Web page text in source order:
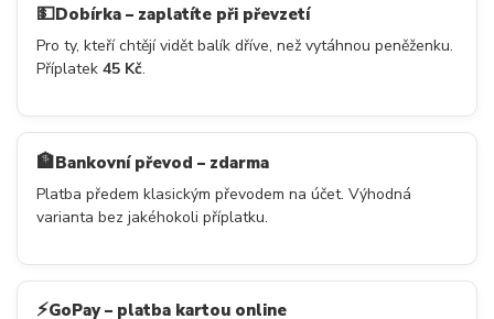
💵Dobírka – zaplatíte při převzetí
Pro ty, kteří chtějí vidět balík dříve, než vytáhnou peněženku.
Příplatek 45 Kč.
🏦Bankovní převod – zdarma
Platba předem klasickým převodem na účet. Výhodná
varianta bez jakéhokoli příplatku.
⚡GoPay – platba kartou online